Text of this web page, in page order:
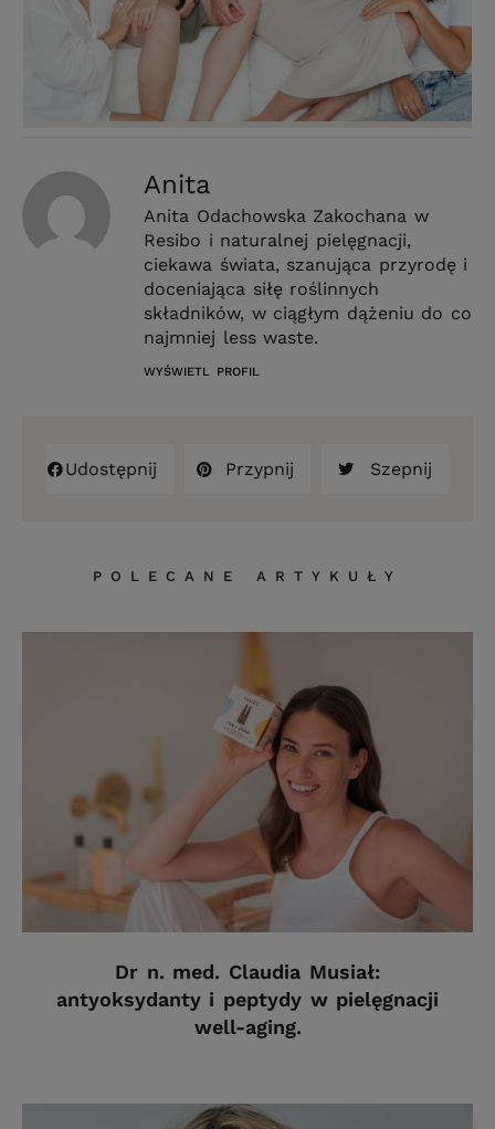
Anita
Anita Odachowska Zakochana w
Resibo i naturalnej pielęgnacji,
ciekawa świata, szanująca przyrodę i
doceniająca siłę roślinnych
składników, w ciągłym dążeniu do co
najmniej less waste.
WYŚWIETL PROFIL
Udostępnij Przypnij Szepnij
POLECANE ARTYKUŁY
Dr n. med. Claudia Musiał:
antyoksydanty i peptydy w pielęgnacji
well-aging.